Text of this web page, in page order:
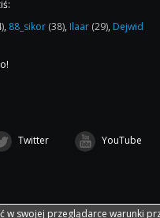
, 88_sikor (38), Ilaar (29), Dejwid
Twitter YouTube
w swojej przeglądarce warunki